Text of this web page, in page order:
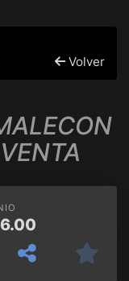
Volver